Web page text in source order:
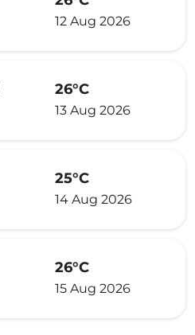
12 Aug 2026
26°C
13 Aug 2026
25°C
14 Aug 2026
26°C
15 Aug 2026